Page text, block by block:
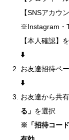
【SNSアカウン
※Instagram・
【本人確認】
⬇️
お友達招待ペ
⬇️
お友達から共
る」 を選択
※「招待コー